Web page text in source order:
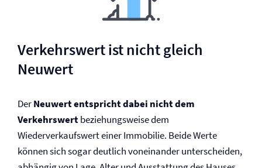
Verkehrswert ist nicht gleich
Neuwert
DerNeuwert entspricht dabei nicht dem
Verkehrswertbeziehungsweise dem
Wiederverkaufswert einer Immobilie. Beide Werte
können sich sogar deutlich voneinander unterscheiden,